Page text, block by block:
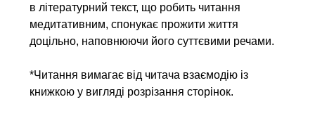
в літературний текст, що робить читання
медитативним, спонукає прожити життя
доцільно, наповнюючи його суттєвими речами.
*Читання вимагає від читача взаємодію із
книжкою у вигляді розрізання сторінок.